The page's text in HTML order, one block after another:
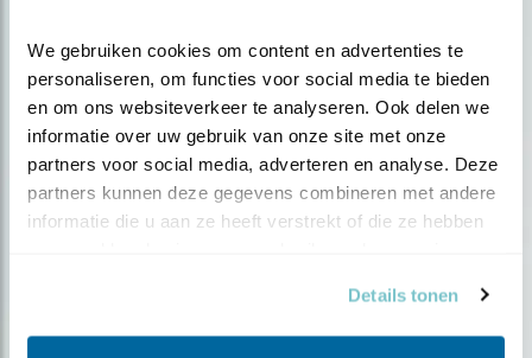
We gebruiken cookies om content en advertenties te
personaliseren, om functies voor social media te bieden
en om ons websiteverkeer te analyseren. Ook delen we
informatie over uw gebruik van onze site met onze
partners voor social media, adverteren en analyse. Deze
partners kunnen deze gegevens combineren met andere
informatie die u aan ze heeft verstrekt of die ze hebben
Details tonen